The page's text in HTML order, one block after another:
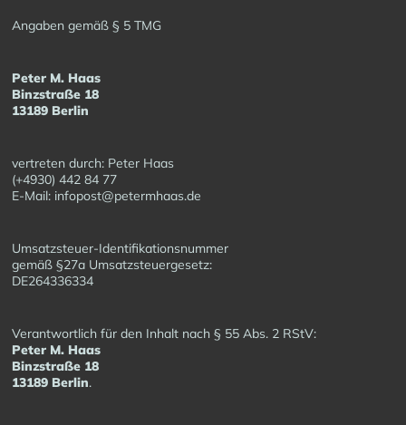
Angaben gemäß § 5 TMG
Peter M. Haas
Binzstraße 18
13189 Berlin
vertreten durch: Peter Haas
(+4930) 442 84 77
E-Mail: infopost@petermhaas.de
Umsatzsteuer-Identifikationsnummer
gemäß §27a Umsatzsteuergesetz:
DE264336334
Verantwortlich für den Inhalt nach § 55 Abs. 2 RStV:
Peter M. Haas
Binzstraße 18
13189 Berlin.